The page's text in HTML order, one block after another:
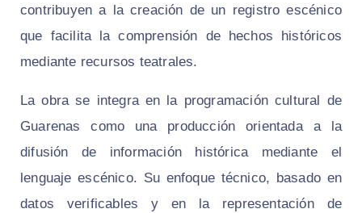
contribuyen a la creación de un registro escénico
que facilita la comprensión de hechos históricos
mediante recursos teatrales.
La obra se integra en la programación cultural de
Guarenas como una producción orientada a la
difusión de información histórica mediante el
lenguaje escénico. Su enfoque técnico, basado en
datos verificables y en la representación de